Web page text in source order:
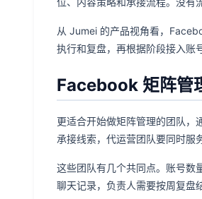
从 Jumei 的产品视角看，
执行和复盘，再根据阶段接入账
Facebook 矩阵管
更适合开始做矩阵管理的团队，
承接线索，代运营团队要同时服
这些团队有几个共同点。账号数
聊天记录，负责人需要按周复盘